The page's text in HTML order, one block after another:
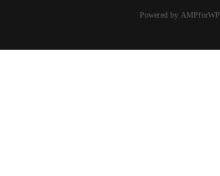
Powered by AMPforWP